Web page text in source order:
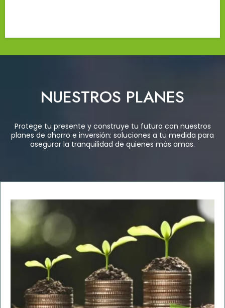
NUESTROS PLANES
Protege tu presente y construye tu futuro con nuestros
planes de ahorro e inversión: soluciones a tu medida para
asegurar la tranquilidad de quienes más amas.